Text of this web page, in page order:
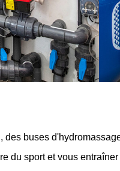
buses
du sport et vous